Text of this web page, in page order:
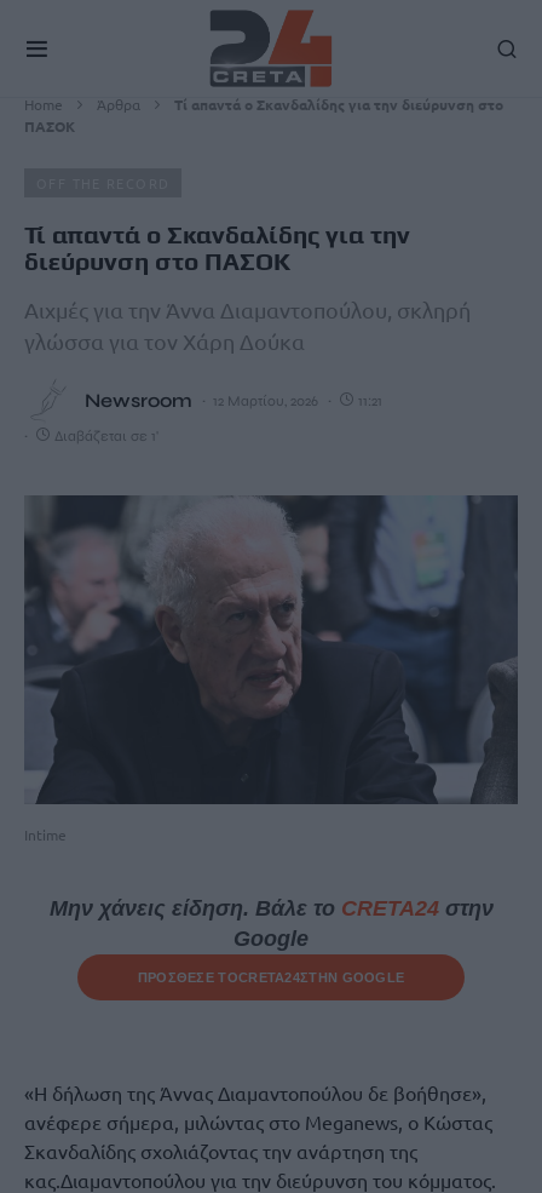
Home Άρθρα
Τί απαντά ο Σκανδαλίδης για την διεύρυνση στο
ΠΑΣΟΚ
Τί απαντά ο Σκανδαλίδης για την
διεύρυνση στο ΠΑΣΟΚ
Αιχμές για την Άννα Διαμαντοπούλου, σκληρή
γλώσσα για τον Χάρη Δούκα
Newsroom 12 Μαρτίου, 2026 11:21
Διαβάζεται σε 1'
Intime
Μην χάνεις είδηση. Βάλε το CRETA24στην
Google
ΠΡΟΣΘΕΣΕ ΤΟCRETA24ΣΤΗΝ GOOGLE
«Η δήλωση της Άννας Διαμαντοπούλου δε βοήθησε»,
ανέφερε σήμερα, μιλώντας στο Meganews, o Κώστας
Σκανδαλίδης σχολιάζοντας την ανάρτηση της
κας.Διαμαντοπούλου για την διεύρυνση του κόμματος.